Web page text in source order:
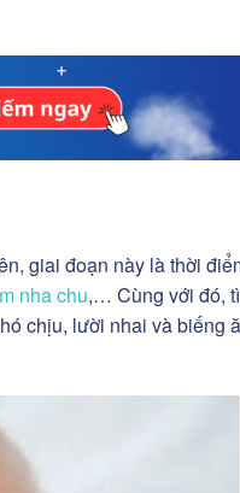
giai đoạn này là thời
nha chu,… Cùng với đó,
chịu, lười nhai và biếng